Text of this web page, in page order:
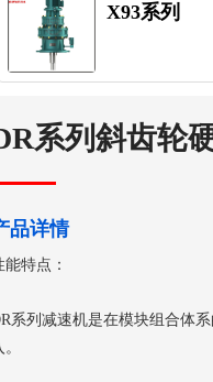
X93系列
系列斜齿轮
品详情
能特点：
系列减速机是在模块组合体
。